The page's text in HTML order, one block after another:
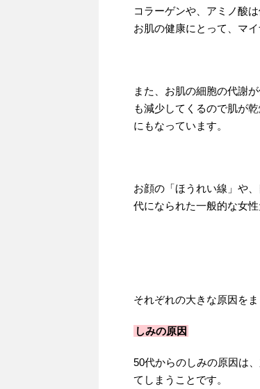
コラーゲンや、アミノ酸
お肌の健康にとって、マ
また、お肌の細胞の代謝
も減少してくるので肌が
にもなっています。
お顔の「ほうれい線」や
代になられた一般的な女
それぞれの大きな原因をま
しみの原因
50代からのしみの原因は
てしまうことです。